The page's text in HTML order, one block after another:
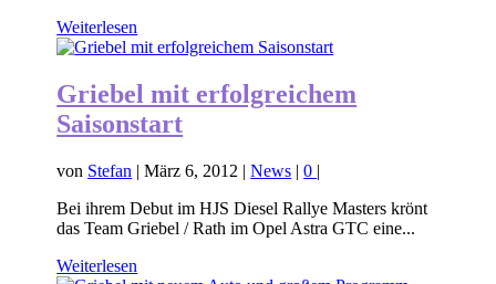
Weiterlesen
Griebel mit erfolgreichem
Saisonstart
von Stefan |März 6, 2012 |News |0 |
Bei ihrem Debut im HJS Diesel Rallye Masters krönt
das Team Griebel / Rath im Opel Astra GTC eine...
Weiterlesen